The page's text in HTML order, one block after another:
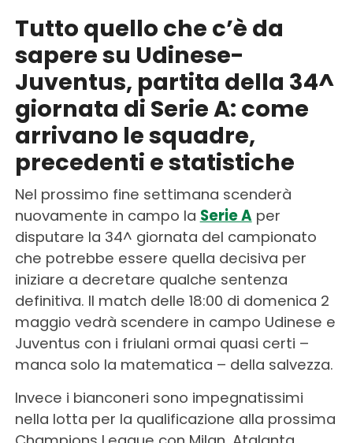
Tutto quello che c’è da
sapere su Udinese-
Juventus, partita della 34^
giornata di Serie A: come
arrivano le squadre,
precedenti e statistiche
Nel prossimo fine settimana scenderà
nuovamente in campo la Serie Aper
disputare la 34^ giornata del campionato
che potrebbe essere quella decisiva per
iniziare a decretare qualche sentenza
definitiva. Il match delle 18:00 di domenica 2
maggio vedrà scendere in campo Udinese e
Juventus con i friulani ormai quasi certi –
manca solo la matematica – della salvezza.
Invece i bianconeri sono impegnatissimi
nella lotta per la qualificazione alla prossima